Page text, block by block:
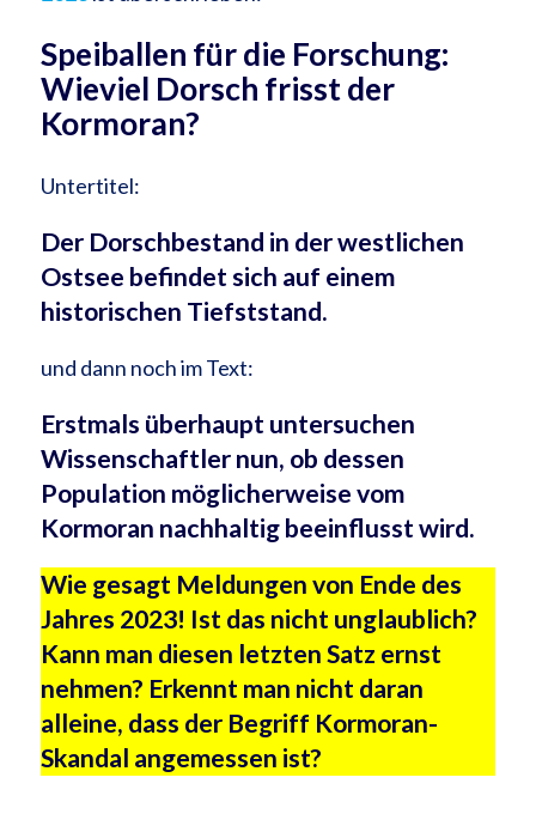
Speiballen für die Forschung:
Wieviel Dorsch frisst der
Kormoran?
Untertitel:
Der Dorschbestand in der westlichen
Ostsee befindet sich auf einem
historischen Tiefststand.
und dann noch im Text:
Erstmals überhaupt untersuchen
Wissenschaftler nun, ob dessen
Population möglicherweise vom
Kormoran nachhaltig beeinflusst wird.
Wie gesagt Meldungen von Ende des
Jahres 2023! Ist das nicht unglaublich?
Kann man diesen letzten Satz ernst
nehmen? Erkennt man nicht daran
alleine, dass der Begriff Kormoran-
Skandal angemessen ist?